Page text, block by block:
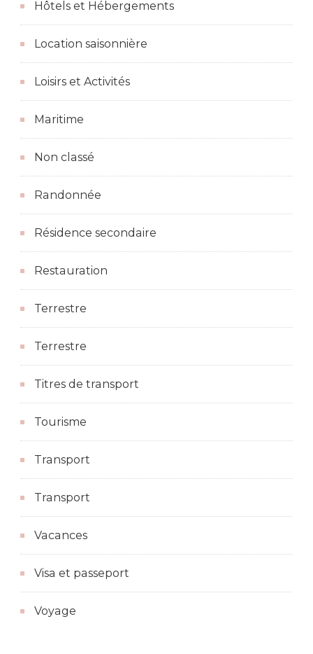
Hôtels et Hébergements
Location saisonnière
Loisirs et Activités
Maritime
Non classé
Randonnée
Résidence secondaire
Restauration
Terrestre
Terrestre
Titres de transport
Tourisme
Transport
Transport
Vacances
Visa et passeport
Voyage